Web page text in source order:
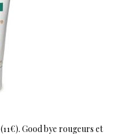
(11€). Good bye rougeurs et